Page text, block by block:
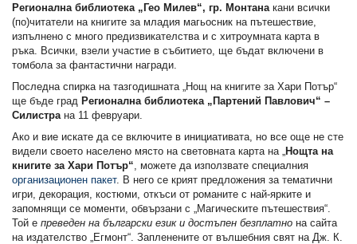
Регионална библиотека „Гео Милев“, гр. Монтана кани всички
(по)читатели на книгите за младия магьосник на пътешествие,
изпълнено с много предизвикателства и с хитроумната карта в
ръка. Всички, взели участие в събитието, ще бъдат включени в
томбола за фантастични награди.
Последна спирка на тазгодишната „Нощ на книгите за Хари Потър“
ще бъде град Регионална библиотека „Партений Павлович“ –
Силистра на 11 февруари.
Ако и вие искате да се включите в инициативата, но все още не сте
видели своето населено място на световната карта на „ Нощта на
книгите за Хари Потър“ , можете да използвате специалния
организационен пакет. В него се крият предложения за тематични
игри, декорация, костюми, откъси от романите с най-ярките и
запомнящи се моменти, обвързани с „Магическите пътешествия“.
Той е преведен на български език и достъпен безплатно на сайта
на издателство „Егмонт“. Запленените от вълшебния свят на Дж. К.